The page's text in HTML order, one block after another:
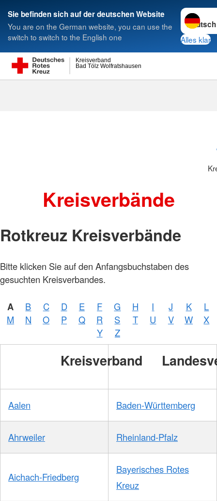
Sie befinden sich auf der deutschen Website
You are on the German website, you can use the
switch to switch to the English one
Sprache
Alles klar
Bad Tölz Wolfratshausen
Kreisverband
Suche
Kreisverbände
Rotkreuz Kreisverbände
Bitte klicken Sie auf den Anfangsbuchstaben des
gesuchten Kreisverbandes.
A B C D E F G H I J K
L
M
N O P Q R S T U V W
X
Y
Z
Kreisverband
Aalen Baden-Württemberg
Ahrweiler Rheinland-Pfalz
Aichach-Friedberg
Bayerisches Rotes
Kreuz